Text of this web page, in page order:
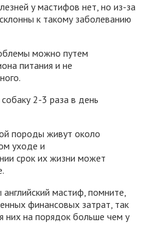
у мастифов нет, но из-за
к такому заболеванию
можно путем
питания и не
2-3 раза в день
породы живут около
уходе и
срок их жизни может
мастиф, помните,
финансовых затрат, так
них на порядок больше чем у